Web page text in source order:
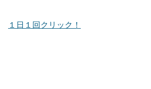
１日１回クリック！